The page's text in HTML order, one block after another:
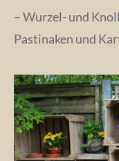
– Wurzel- und
Pastinaken und